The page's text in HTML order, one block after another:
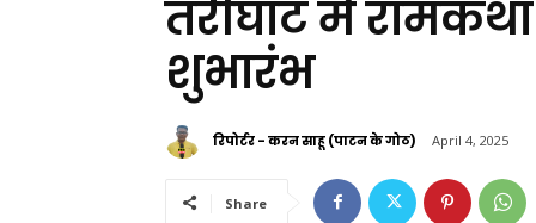
तरीघाट में
शुभारंभ
रिपोर्टर - करन साहू (पाटन के गोठ) April 4, 2025
Share